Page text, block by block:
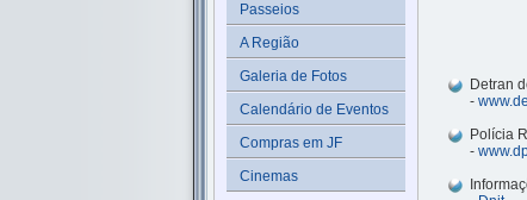
Passeios
A Região
Galeria de Fotos
Calendário de Eventos
Compras em JF
Cinemas
Detran
-
Polícia
-